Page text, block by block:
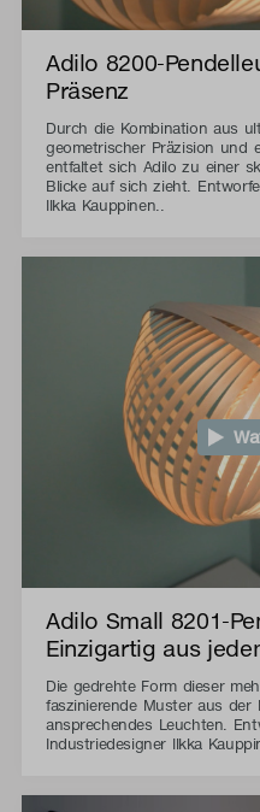
Adilo 8200-
Präsenz
Durch die Kombination aus
geometrischer Präzision und
entfaltet sich Adilo zu einer
Blicke auf sich zieht.
Ilkka Kauppinen..
Adilo Small 8201-
Einzigartig aus
Die gedrehte Form dieser
faszinierende Muster aus
ansprechendes Leuchten.
Industriedesigner Ilkka